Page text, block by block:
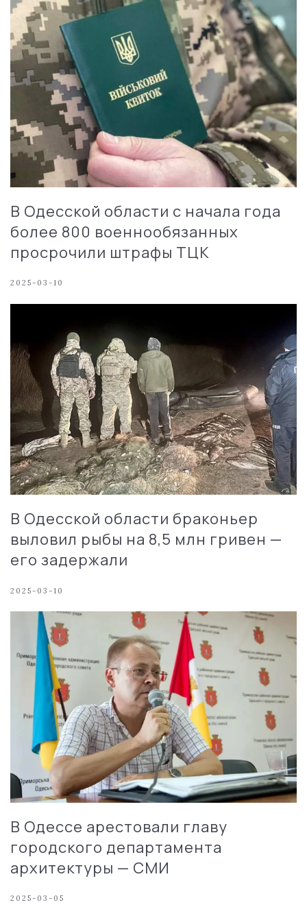
В Одесской области с начала года
более 800 военнообязанных
просрочили штрафы ТЦК
2025-03-10
В Одесской области браконьер
выловил рыбы на 8,5 млн гривен —
его задержали
2025-03-10
В Одессе арестовали главу
городского департамента
архитектуры — СМИ
2025-03-05